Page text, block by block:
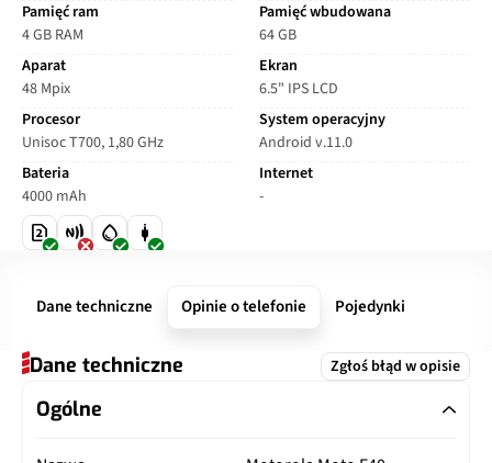
Pamięć ram
4 GB RAM
Aparat
48 Mpix
Procesor
Unisoc T700, 1,80 GHz
Bateria
4000 mAh
Pamięć wbudowana
64 GB
Ekran
6.5" IPS LCD
System operacyjny
Android v.11.0
Internet
-
Dane techniczne Opinie o telefonie Pojedynki
Dane techniczne Zgłoś błąd w opisie
Ogólne